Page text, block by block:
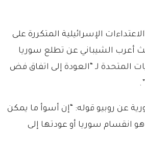
الإسرائيلية المتكررة على
أعرب الشيباني عن تطلع سوريا
المتحدة لـ “العودة إلى اتفاق فض
عن روبيو قوله: “إن أسوأ ما يمكن
انقسام سوريا أو عودتها إلى